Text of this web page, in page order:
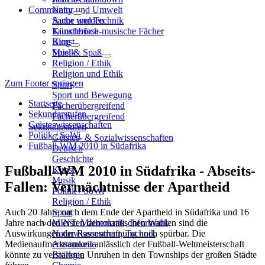
Natur und Umwelt
Sache und Technik
Künstlerisch-musische Fächer
Kunst
Musik
Religion / Ethik
Religion und Ethik
Sport
Sport und Bewegung
Fächerübergreifend
Fächerübergreifend
Sekundarstufen
Geistes- & Sozialwissenschaften
Deutsch
Geschichte
Kunst
Musik
Politik / SoWi
Religion / Ethik
Sport
MINT: Mathematik, Informatik,
Naturwissenschaft, Technik
Astronomie
Biologie
Community
Autor werden
Tauschbörse
Blog
Spiel & Spaß
Zum Footer springen
Startseite
Sekundarstufen
Geisteswissenschaften
Politik / SoWi
Fußball-WM 2010 in Südafrika
Fußball-WM 2010 in Südafrika - Abseits-
Fallen: Vermächtnisse der Apartheid
Auch 20 Jahre nach dem Ende der Apartheid in Südafrika und 16
Jahre nach den ersten demokratischen Wahlen sind die
Auswirkungen der Rassentrennung noch spürbar. Die
Medienaufmerksamkeit anlässlich der Fußball-Weltmeisterschaft
könnte zu verstärkten Unruhen in den Townships der großen Städte